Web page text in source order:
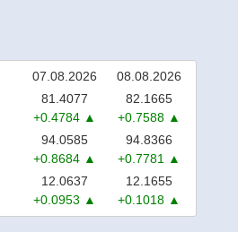
07.08.2026 08.08.2026
81.4077
+0.4784
82.1665
+0.7588
94.0585
+0.8684
94.8366
+0.7781
12.0637
+0.0953
12.1655
+0.1018